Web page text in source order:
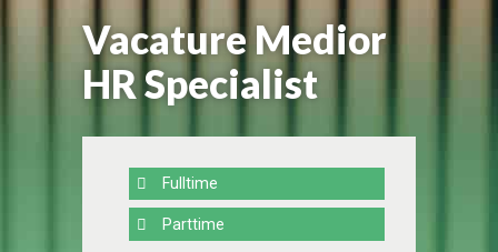
Vacature Medior
HR Specialist
Fulltime
Parttime